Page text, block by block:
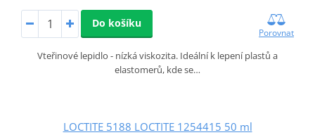
Do košíku
Porovnat
Vteřinové lepidlo - nízká viskozita. Ideální k lepení plastů a
elastomerů, kde se…
LOCTITE 5188 LOCTITE 1254415 50 ml